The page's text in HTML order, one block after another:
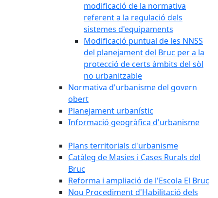
modificació de la normativa
referent a la regulació dels
sistemes d'equipaments
Modificació puntual de les NNSS
del planejament del Bruc per a la
protecció de certs àmbits del sòl
no urbanitzable
Normativa d'urbanisme del govern
obert
Planejament urbanístic
Informació geogràfica d'urbanisme
Plans territorials d'urbanisme
Catàleg de Masies i Cases Rurals del
Bruc
Reforma i ampliació de l'Escola El Bruc
Nou Procediment d'Habilitació dels